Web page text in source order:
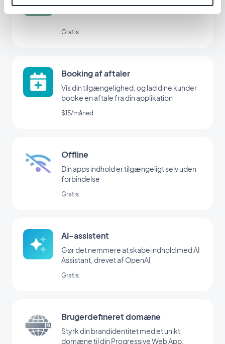
Styrk din app med AI
Gratis
Booking af aftaler
Vis din tilgængelighed, og lad dine kunder
booke en aftale fra din applikation
$15/måned
Offline
Din apps indhold er tilgængeligt selv uden
forbindelse
Gratis
AI-assistent
Gør det nemmere at skabe indhold med AI
Assistant, drevet af OpenAI
Gratis
Brugerdefineret domæne
Styrk din brandidentitet med et unikt
domæne til din Progressive Web App.